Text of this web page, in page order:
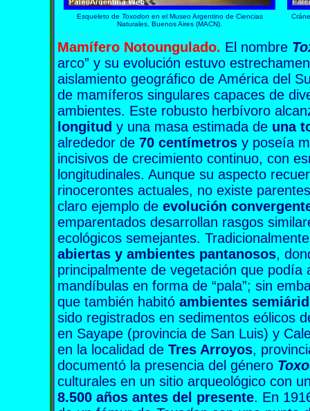
Esqueleto de Toxodon en el Museo Argentino de Ciencias
Naturales, Buenos Aires (MACN).
Mamífero Notoungulado. El nombre
arco” y su evolución estuvo
aislamiento geográfico de América del
de mamíferos singulares capaces de
ambientes. Este robusto herbívoro
longitud y una masa estimada de una
alrededor de 70 centímetros y poseía
incisivos de crecimiento continuo, con
longitudinales. Aunque su aspecto
rinocerontes actuales, no existe
claro ejemplo de evolución
emparentados desarrollan rasgos
ecológicos semejantes.
abiertas y ambientes pantanosos,
principalmente de vegetación que podía
mandíbulas en forma de “pala”; sin
que también habitó ambientes
sido registrados en sedimentos eólicos
en Sayape (provincia de San Luis) y
en la localidad de Tres Arroyos,
documentó la presencia del género
culturales en un sitio arqueológico con
8.500 años antes del presente. En